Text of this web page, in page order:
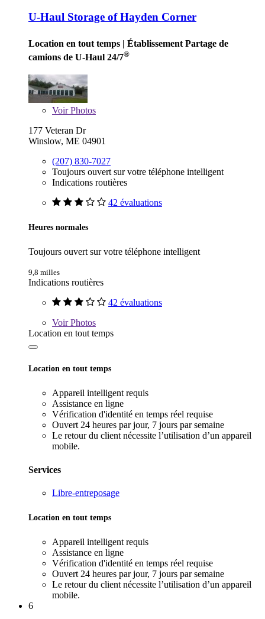
U-Haul Storage of Hayden Corner
Location en tout temps | Établissement Partage de
camions de U-Haul 24/7®
VoirPhotos
177 Veteran Dr
Winslow, ME 04901
(207) 830-7027
Toujours ouvert sur votre téléphone intelligent
Indications routières
42 évaluations
Heures normales
Toujours ouvert sur votre téléphone intelligent
9,8 milles
Indications routières
42 évaluations
VoirPhotos
Location en tout temps
Location en tout temps
Appareil intelligent requis
Assistance en ligne
Vérification d'identité en temps réel requise
Ouvert 24 heures par jour, 7 jours par semaine
Le retour du client nécessite l’utilisation d’un appareil
mobile.
Services
Libre-entreposage
Location en tout temps
Appareil intelligent requis
Assistance en ligne
Vérification d'identité en temps réel requise
Ouvert 24 heures par jour, 7 jours par semaine
Le retour du client nécessite l’utilisation d’un appareil
mobile.
6